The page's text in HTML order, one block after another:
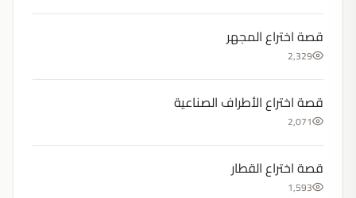
قصة اختراع المجهر
2,329
قصة اختراع الأطراف الصناعية
2,071
قصة اختراع القطار
1,593